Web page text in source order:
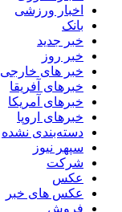
اخبار ورزشی
بانک
خبر جدید
خبر روز
خبر های خارجی
خبرهای آفریقا
خبرهای آمریکا
خبرهای اروپا
دسته‌بندی نشده
سپهر نیوز
شرکت
عکس
عکس های خبر
فروش